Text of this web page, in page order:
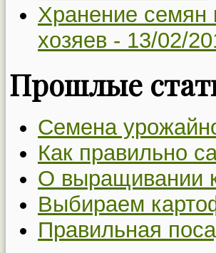
Хранение семян
хозяев - 13/02/
Прошлые
Семена
Как правильно
О выращивании
Выбираем
Правильная